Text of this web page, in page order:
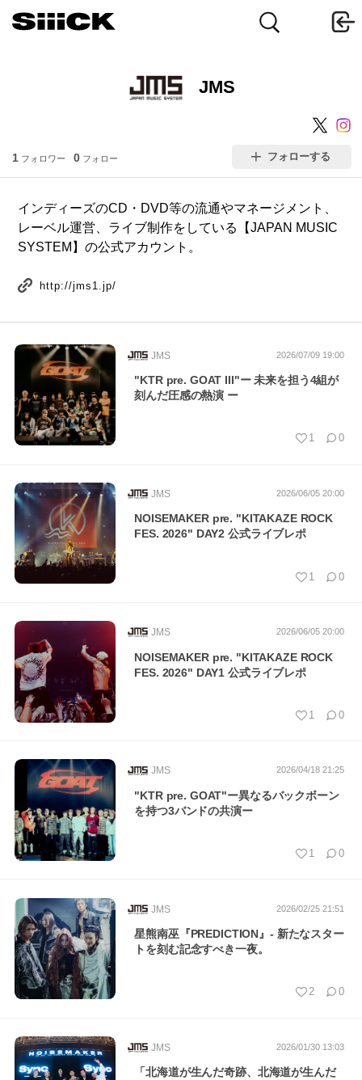
JMS
フォローする
1 フォロワー 0 フォロー
インディーズのCD・DVD等の流通やマネージメント、
レーベル運営、ライブ制作をしている【JAPAN MUSIC
SYSTEM】の公式アカウント。
http://jms1.jp/
2026/07/09 19:00
JMS
"KTR pre. GOAT III"ー 未来を担う4組が
刻んだ圧感の熱演 ー
1 0
2026/06/05 20:00
JMS
NOISEMAKER pre. "KITAKAZE ROCK
FES. 2026" DAY2 公式ライブレポ
1 0
2026/06/05 20:00
JMS
NOISEMAKER pre. "KITAKAZE ROCK
FES. 2026" DAY1 公式ライブレポ
1 0
2026/04/18 21:25
JMS
"KTR pre. GOAT"ー異なるバックボーン
を持つ3バンドの共演ー
1 0
2026/02/25 21:51
JMS
星熊南巫『PREDICTION』- 新たなスター
トを刻む記念すべき一夜。
2 0
2026/01/30 13:03
JMS
「北海道が生んだ奇跡、北海道が生んだ